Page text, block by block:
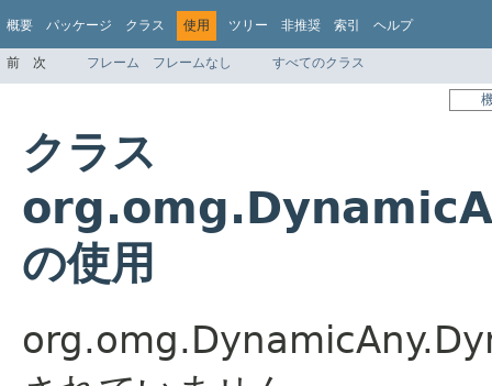
概要 パッケージ クラス 使用 ツリー 非推奨 索引 ヘルプ
前 次 フレーム フレームなし すべてのクラス
クラス
の使用